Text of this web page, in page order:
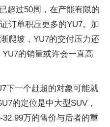
超过50周，在产能有限的
订单积压更多的YU7。加
爬坡，YU7的交付压力还
的销量或许会一直高
下一个赶超的对象可能就
的定位是中大型SUV，
万的售价与后者的重